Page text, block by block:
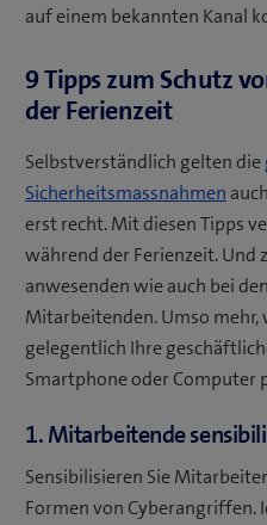
auf einem bekannten Kanal
9 Tipps zum Schutz
der Ferienzeit
Selbstverständlich gelten die
Sicherheitsmassnahmen
erst recht. Mit diesen Tipps
während der Ferienzeit. Und
anwesenden wie auch bei
Mitarbeitenden. Umso mehr,
gelegentlich Ihre
Smartphone oder Computer
1. Mitarbeitende
Sensibilisieren Sie
Formen von Cyberangriffen.